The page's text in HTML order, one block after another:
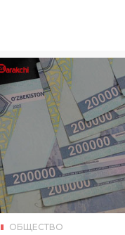
ОБЩЕСТВО
В Узбекистане
млрд сумов
кешбэка